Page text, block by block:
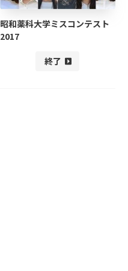
昭和薬科大学ミスコンテスト
2017
終了